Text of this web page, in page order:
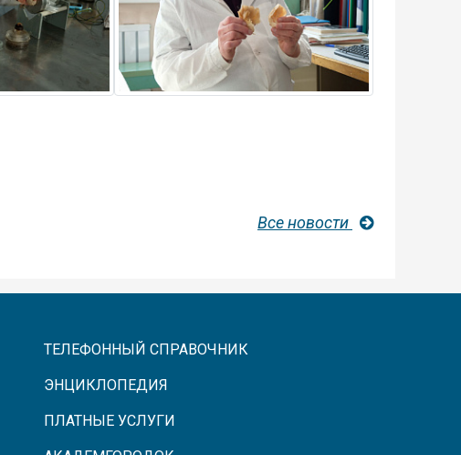
Все новости
ТЕЛЕФОННЫЙ СПРАВОЧНИК
ЭНЦИКЛОПЕДИЯ
ПЛАТНЫЕ УСЛУГИ